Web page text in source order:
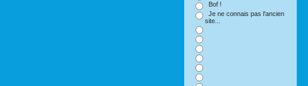
Bof !
Je ne connais pas l'ancien
site...